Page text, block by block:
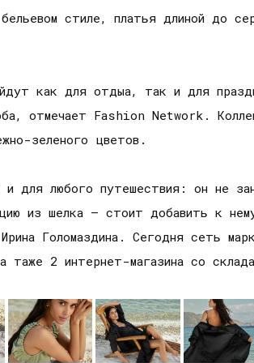
стиле, платья длиной до
как для отдыа, так и для
отмечает Fashion Network.
зеленого цветов.
для любого путешествия: он не
из шелка — стоит добавить к
Голомаздина. Сегодня сеть
2 интернет-магазина со